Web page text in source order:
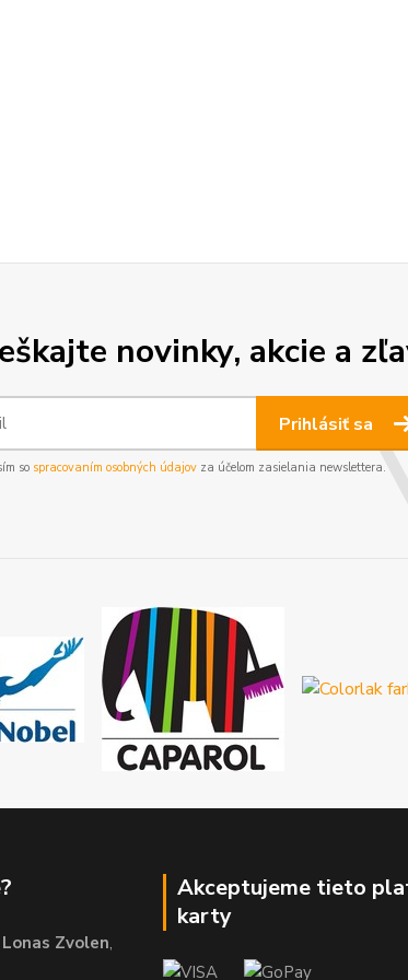
novinky, akcie a
Prihlásiť sa
so spracovaním osobných údajov za účelom zasielania newslettera.
Lonas Zvolen,
Akceptujeme tieto
karty